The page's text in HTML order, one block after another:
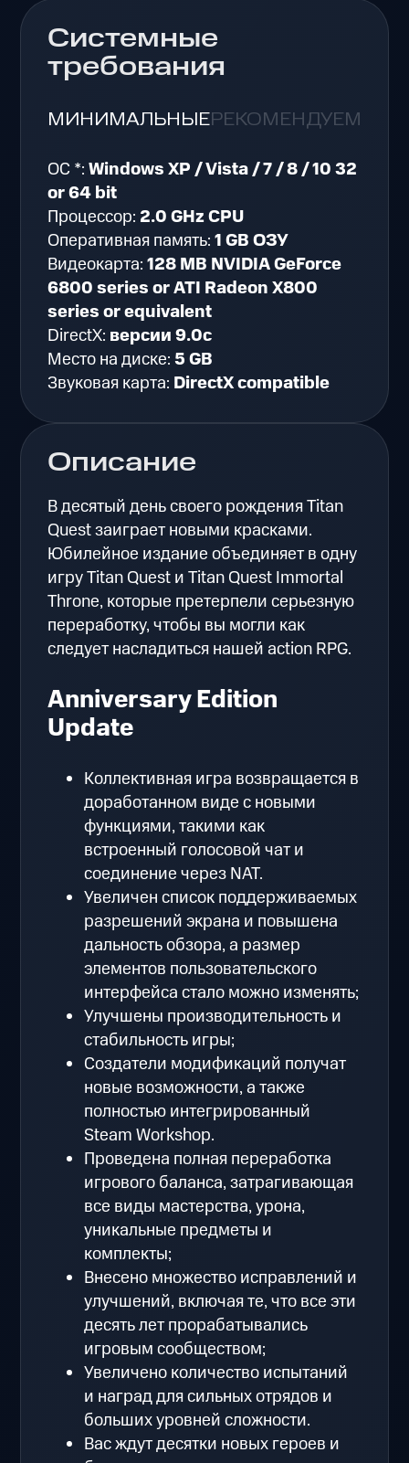
Описание
В десятый день своего рождения Titan
Quest заиграет новыми красками.
Юбилейное издание объединяет в одну
игру Titan Quest и Titan Quest Immortal
Throne, которые претерпели серьезную
переработку, чтобы вы могли как
следует насладиться нашей action RPG.
Anniversary Edition
Update
Коллективная игра возвращается в
доработанном виде с новыми
функциями, такими как
встроенный голосовой чат и
соединение через NAT.
Увеличен список поддерживаемых
разрешений экрана и повышена
дальность обзора, а размер
элементов пользовательского
интерфейса стало можно изменять;
Улучшены производительность и
стабильность игры;
Создатели модификаций получат
новые возможности, а также
полностью интегрированный
Steam Workshop.
Проведена полная переработка
игрового баланса, затрагивающая
все виды мастерства, урона,
уникальные предметы и
комплекты;
Внесено множество исправлений и
улучшений, включая те, что все эти
десять лет прорабатывались
игровым сообществом;
Увеличено количество испытаний
и наград для сильных отрядов и
больших уровней сложности.
Вас ждут десятки новых героев и
Системные
требования
МИНИМАЛЬНЫЕРЕКОМЕНДУЕМЫЕ
ОС *:Windows XP / Vista / 7 / 8 / 10 32
or 64 bit
Процессор: 2.0 GHz CPU
Оперативная память:1 GB ОЗУ
Видеокарта:128 MB NVIDIA GeForce
6800 series or ATI Radeon X800
series or equivalent
DirectX: версии 9.0c
Место на диске:5 GB
Звуковая карта: DirectX compatible